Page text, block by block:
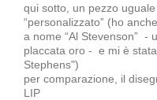
qui sotto, un pezzo
“personalizzato” (ho
a nome “Al Stevenson” -
placcata oro - e mi è
Stephens")
per comparazione, il
LIP